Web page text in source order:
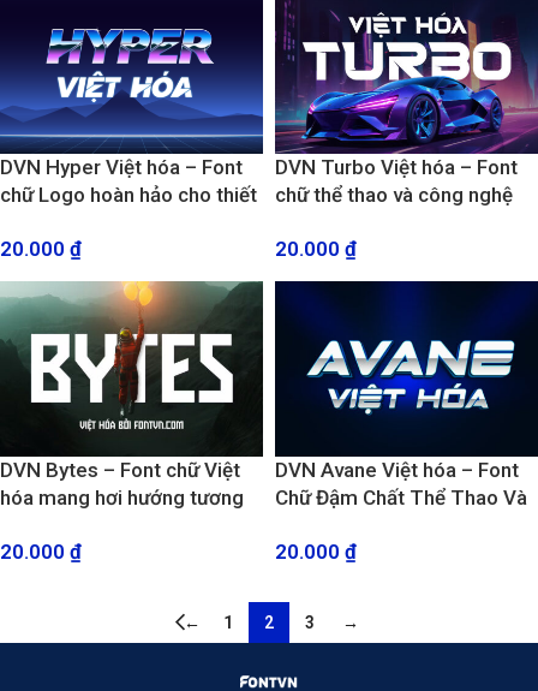
DVN Hyper Việt hóa – Font
chữ Logo hoàn hảo cho thiết
20.000 ₫
DVN Turbo Việt hóa – Font
chữ thể thao và công nghệ
20.000 ₫
DVN Bytes – Font chữ Việt
hóa mang hơi hướng tương
20.000 ₫
DVN Avane Việt hóa – Font
Chữ Đậm Chất Thể Thao Và
20.000 ₫
← 1 2 3 →